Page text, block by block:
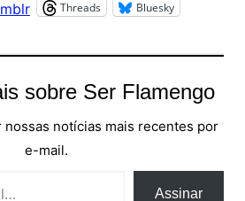
Threads Bluesky
sobre Ser Flamengo
notícias mais recentes por
e-mail.
Assinar